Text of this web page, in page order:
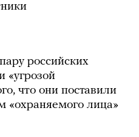
российских
«угрозой
что они поставили
«охраняемого лица»